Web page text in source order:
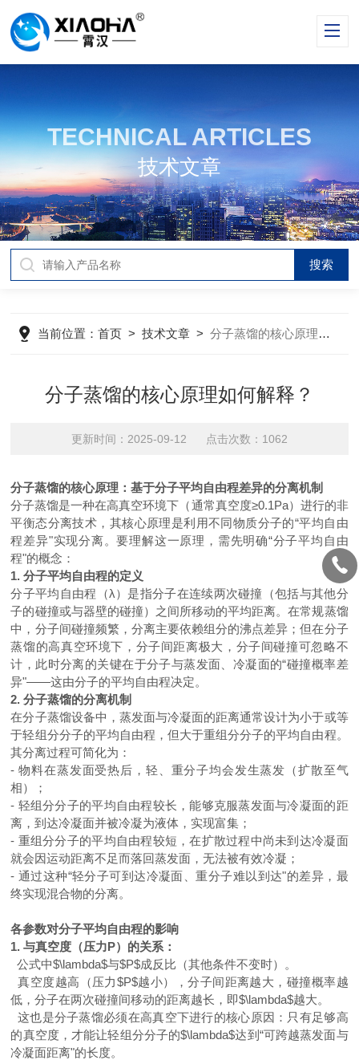
TECHNICAL ARTICLES
技术文章
当前位置：首页 >技术文章 >分子蒸馏的核心原理如何解释？
分子蒸馏的核心原理如何解释？
更新时间：2025-09-12 点击次数：1062
分子蒸馏的核心原理：基于分子平均自由程差异的分离机制
分子蒸馏是一种在高真空环境下（通常真空度≥0.1Pa）进行的非
平衡态分离技术，其核心原理是利用不同物质分子的“平均自由
程差异"实现分离。要理解这一原理，需先明确“分子平均自由
程"的概念：
1. 分子平均自由程的定义
分子平均自由程（λ）是指分子在连续两次碰撞（包括与其他分
子的碰撞或与器壁的碰撞）之间所移动的平均距离。在常规蒸馏
中，分子间碰撞频繁，分离主要依赖组分的沸点差异；但在分子
蒸馏的高真空环境下，分子间距离极大，分子间碰撞可忽略不
计，此时分离的关键在于分子与蒸发面、冷凝面的“碰撞概率差
异"——这由分子的平均自由程决定。
2. 分子蒸馏的分离机制
在分子蒸馏设备中，蒸发面与冷凝面的距离通常设计为小于或等
于轻组分分子的平均自由程，但大于重组分分子的平均自由程。
其分离过程可简化为：
-物料在蒸发面受热后，轻、重分子均会发生蒸发（扩散至气
相）；
- 轻组分分子的平均自由程较长，能够克服蒸发面与冷凝面的距
离，到达冷凝面并被冷凝为液体，实现富集；
- 重组分分子的平均自由程较短，在扩散过程中尚未到达冷凝面
就会因运动距离不足而落回蒸发面，无法被有效冷凝；
- 通过这种“轻分子可到达冷凝面、重分子难以到达"的差异，最
终实现混合物的分离。
各参数对分子平均自由程的影响
1.与真空度（压力P）的关系：
公式中$\lambda$与$P$成反比（其他条件不变时）。
真空度越高（压力$P$越小），分子间距离越大，碰撞概率越
低，分子在两次碰撞间移动的距离越长，即$\lambda$越大。
这也是分子蒸馏必须在高真空下进行的核心原因：只有足够高
的真空度，才能让轻组分分子的$\lambda$达到“可跨越蒸发面与
冷凝面距离"的长度。